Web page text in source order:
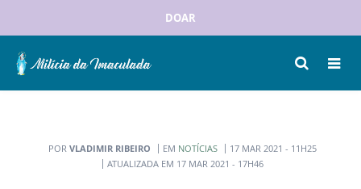
DOAR
POR VLADIMIR RIBEIRO EM NOTÍCIAS
17 MAR 2021 - 11H25
ATUALIZADA EM 17 MAR 2021 - 17H46